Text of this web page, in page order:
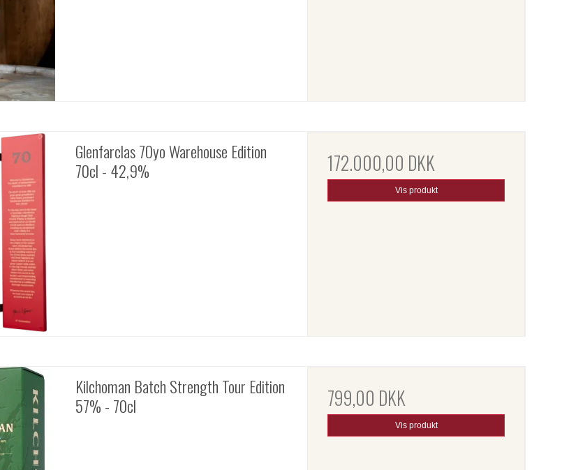
Glenfarclas 70yo Warehouse Edition
70cl - 42,9%
172.000,00 DKK
Vis produkt
Kilchoman Batch Strength Tour Edition
57% - 70cl
799,00 DKK
Vis produkt